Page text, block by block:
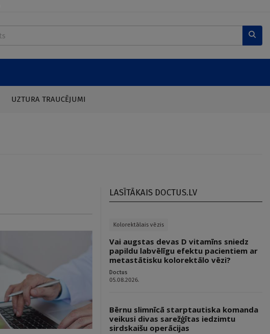
UZTURA TRAUCĒJUMI
LASĪTĀKAIS DOCTUS.LV
Kolorektālais vēzis
Vai augstas devas D vitamīns sniedz
papildu labvēlīgu efektu pacientiem ar
metastātisku kolorektālo vēzi?
Doctus
05.08.2026.
Bērnu slimnīcā starptautiska komanda
veikusi divas sarežģītas iedzimtu
sirdskaišu operācijas